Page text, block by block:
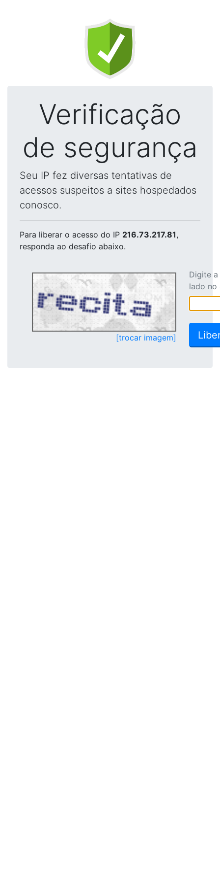
Verificação
de segurança
Seu IP fez diversas tentativas de
acessos suspeitos a sites hospedados
conosco.
Para liberar o acesso do IP 216.73.217.81,
responda ao desafio abaixo.
[trocar imagem]
Digite
lado no